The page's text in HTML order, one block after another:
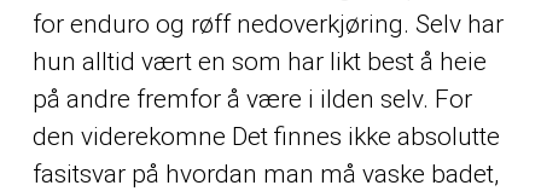
for enduro og røff nedoverkjøring. Selv har
hun alltid vært en som har likt best å heie
på andre fremfor å være i ilden selv. For
den viderekomne Det finnes ikke absolutte
fasitsvar på hvordan man må vaske badet,